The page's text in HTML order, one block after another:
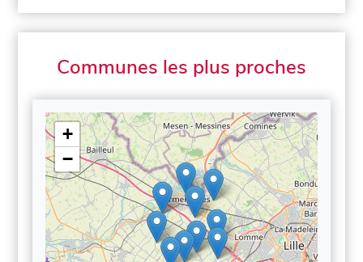
Communes les plus proches
+
−